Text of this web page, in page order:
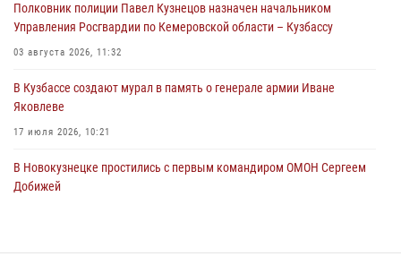
Росгвардейцы пресекли противоправные действия и защитили
новокузнечанку от агрессивного знакомого
06 августа 2026, 07:16
Полковник полиции Павел Кузнецов назначен начальником
Управления Росгвардии по Кемеровской области – Кузбассу
03 августа 2026, 11:32
В Кузбассе создают мурал в память о генерале армии Иване
Яковлеве
17 июля 2026, 10:21
В Новокузнецке простились с первым командиром ОМОН Сергеем
Добижей